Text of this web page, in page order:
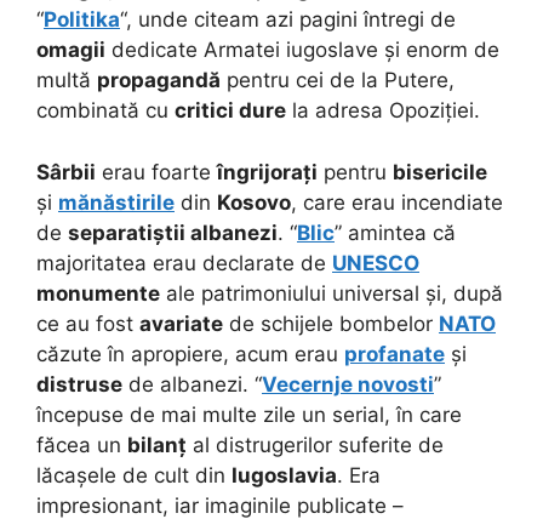
“Politika“, unde citeam azi pagini întregi de
omagii dedicate Armatei iugoslave și enorm de
multă propagandă pentru cei de la Putere,
combinată cu critici dure la adresa Opoziției.
Sârbii erau foarteîngrijorați pentru bisericile
și mănăstirile din Kosovo, care erau incendiate
de separatiștii albanezi. “Blic” amintea că
majoritatea erau declarate de UNESCO
monumente ale patrimoniului universal și, după
ce au fost avariate de schijele bombelor NATO
căzute în apropiere, acum erau profanate și
distruse de albanezi. “Vecernje novosti”
începuse de mai multe zile un serial, în care
făcea un bilanț al distrugerilor suferite de
lăcașele de cult din Iugoslavia. Era
impresionant, iar imaginile publicate –